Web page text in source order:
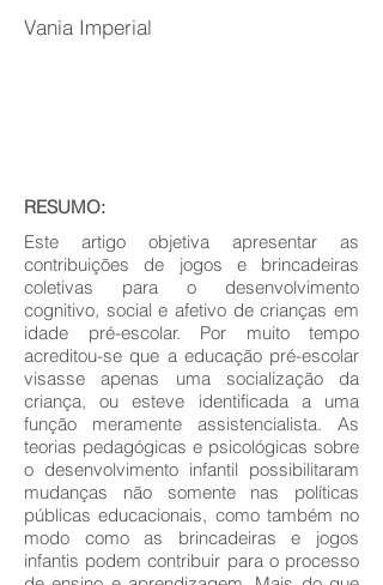
Vania Imperial
RESUMO:
Este artigo objetiva apresentar as
contribuições de jogos e brincadeiras
coletivas para o desenvolvimento
cognitivo, social e afetivo de crianças em
idade pré-escolar. Por muito tempo
acreditou-se que a educação pré-escolar
visasse apenas uma socialização da
criança, ou esteve identificada a uma
função meramente assistencialista. As
teorias pedagógicas e psicológicas sobre
o desenvolvimento infantil possibilitaram
mudanças não somente nas políticas
públicas educacionais, como também no
modo como as brincadeiras e jogos
infantis podem contribuir para o processo